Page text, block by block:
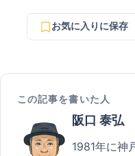
お気に入りに保存
この記事を書いた人
阪口 泰弘
1981年に神